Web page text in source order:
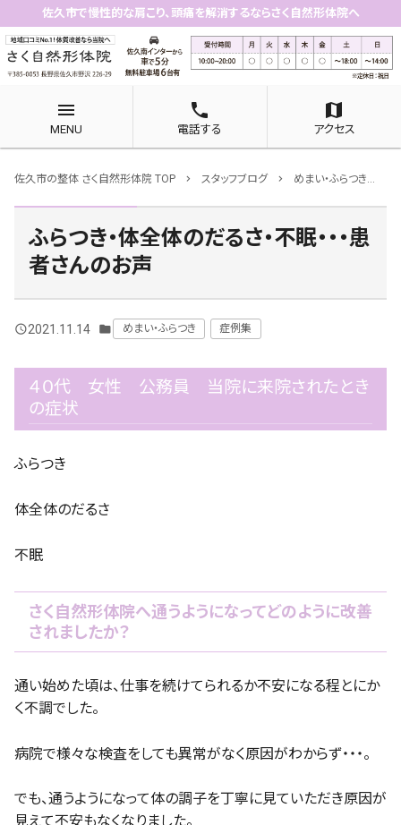
佐久市で慢性的な肩こり、頭痛を解消するならさく自然形体院へ
menu
MENU
phone
電話する
map
アクセス
佐久市の整体 さく自然形体院 TOP chevron_right スタッフブログ chevron_right めまい・ふらつき
ふらつき・体全体のだるさ・不眠・・・患
者さんのお声
query_builder2021.11.14 folder めまい・ふらつき 症例集
４０代 女性 公務員 当院に来院されたとき
の症状
ふらつき
体全体のだるさ
不眠
さく自然形体院へ通うようになってどのように改善
されましたか？
通い始めた頃は、仕事を続けてられるか不安になる程とにか
く不調でした。
病院で様々な検査をしても異常がなく原因がわからず・・・。
でも、通うようになって体の調子を丁寧に見ていただき原因が
見えて不安もなくなりました。